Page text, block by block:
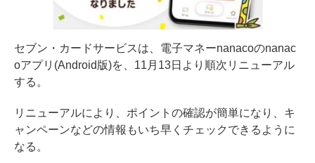
セブン・カードサービスは、電子マネーnanacoのnanac
oアプリ(Android版)を、11月13日より順次リニューアル
する。
リニューアルにより、ポイントの確認が簡単になり、キ
ャンペーンなどの情報もいち早くチェックできるように
なる。